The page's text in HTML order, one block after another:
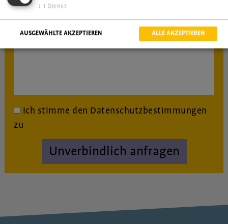
Nachricht
Ich stimme den Datenschutzbestimmungen
zu
Unverbindlich anfragen
↓ 1 Dienst
AUSGEWÄHLTE AKZEPTIEREN ALLE AKZEPTIEREN